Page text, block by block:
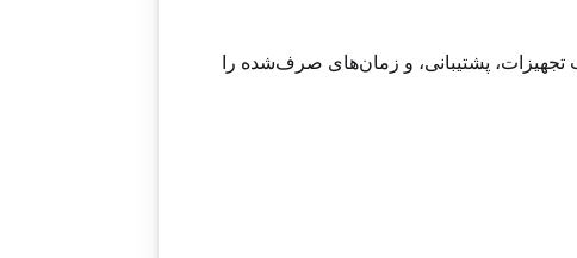
تجهیزات، پشتیبانی، و زمان‌های صرف‌شده را